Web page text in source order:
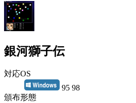
銀河獅子伝
対応OS
95 98
頒布形態